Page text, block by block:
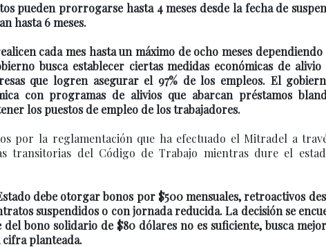
pueden prorrogarse hasta 4 meses desde la fecha de
hasta 6 meses.
cada mes hasta un máximo de ocho meses dependiendo
busca establecer ciertas medidas económicas de alivio
que logren asegurar el 97% de los empleos. El
con programas de alivios que abarcan préstamos
los puestos de empleo de los trabajadores.
por la reglamentación que ha efectuado el Mitradel a
transitorias del Código de Trabajo mientras dure el
debe otorgar bonos por $500 mensuales, retroactivos
suspendidos o con jornada reducida. La decisión se
bono solidario de $80 dólares no es suficiente, busca
planteada.